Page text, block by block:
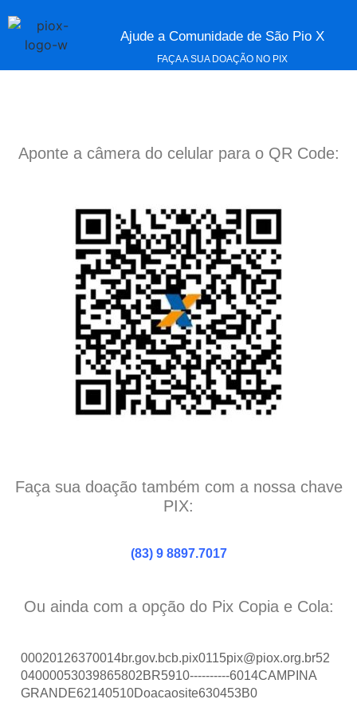
Ajude a Comunidade de São Pio X
FAÇA A SUA DOAÇÃO NO PIX
Aponte a câmera do celular para o QR Code:
Faça sua doação também com a nossa chave
PIX:
(83) 9 8897.7017
Ou ainda com a opção do Pix Copia e Cola: